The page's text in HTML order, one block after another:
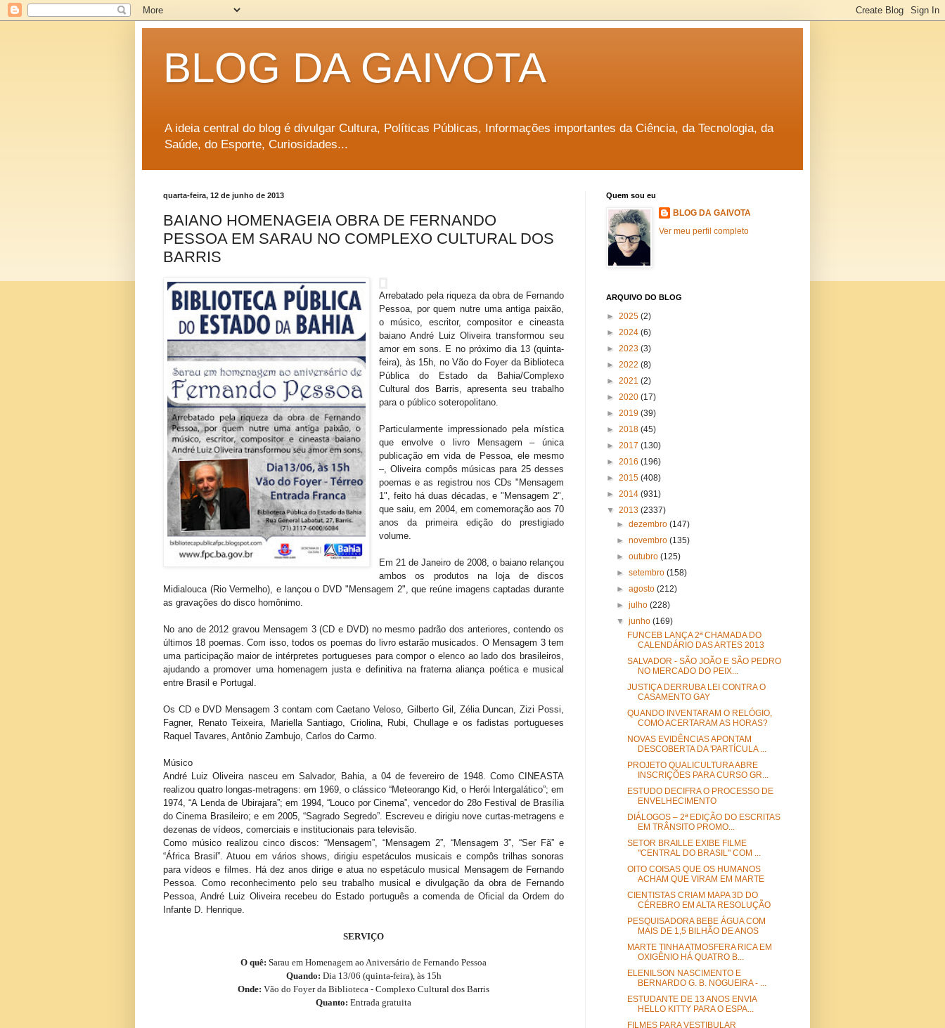
BLOG DA GAIVOTA
A ideia central do blog é divulgar Cultura, Políticas Públicas, Informações importantes da Ciência, da Tecnologia, da
Saúde, do Esporte, Curiosidades...
quarta-feira, 12 de junho de 2013
BAIANO HOMENAGEIA OBRA DE FERNANDO
PESSOA EM SARAU NO COMPLEXO CULTURAL DOS
BARRIS
Arrebatado pela riqueza da obra de Fernando
Pessoa, por quem nutre uma antiga paixão,
o músico, escritor, compositor e cineasta
baiano André Luiz Oliveira transformou seu
amor em sons. E no próximo dia 13 (quinta-
feira), às 15h, no Vão do Foyer da Biblioteca
Pública do Estado da Bahia/Complexo
Cultural dos Barris, apresenta seu trabalho
para o público soteropolitano.
Particularmente impressionado pela mística
que envolve o livro Mensagem – única
publicação em vida de Pessoa, ele mesmo
–, Oliveira compôs músicas para 25 desses
poemas e as registrou nos CDs "Mensagem
1", feito há duas décadas, e "Mensagem 2",
que saiu, em 2004, em comemoração aos 70
anos da primeira edição do prestigiado
volume.
Em 21 de Janeiro de 2008, o baiano relançou
ambos os produtos na loja de discos
Midialouca (Rio Vermelho), e lançou o DVD "Mensagem 2", que reúne imagens captadas durante
as gravações do disco homônimo.
No ano de 2012 gravou Mensagem 3 (CD e DVD) no mesmo padrão dos anteriores, contendo os
últimos 18 poemas. Com isso, todos os poemas do livro estarão musicados. O Mensagem 3 tem
uma participação maior de intérpretes portugueses para compor o elenco ao lado dos brasileiros,
ajudando a promover uma homenagem justa e definitiva na fraterna aliança poética e musical
entre Brasil e Portugal.
Os CD e DVD Mensagem 3 contam com Caetano Veloso, Gilberto Gil, Zélia Duncan, Zizi Possi,
Fagner, Renato Teixeira, Mariella Santiago, Criolina, Rubi, Chullage e os fadistas portugueses
Raquel Tavares, Antônio Zambujo, Carlos do Carmo.
Músico
André Luiz Oliveira nasceu em Salvador, Bahia, a 04 de fevereiro de 1948. Como CINEASTA
realizou quatro longas-metragens: em 1969, o clássico “Meteorango Kid, o Herói Intergalático”; em
1974, “A Lenda de Ubirajara”; em 1994, “Louco por Cinema”, vencedor do 28o Festival de Brasília
do Cinema Brasileiro; e em 2005, “Sagrado Segredo”. Escreveu e dirigiu nove curtas-metragens e
dezenas de vídeos, comerciais e institucionais para televisão.
Como músico realizou cinco discos: “Mensagem”, “Mensagem 2”, “Mensagem 3”, “Ser Fã” e
“África Brasil”. Atuou em vários shows, dirigiu espetáculos musicais e compôs trilhas sonoras
para vídeos e filmes. Há dez anos dirige e atua no espetáculo musical Mensagem de Fernando
Pessoa. Como reconhecimento pelo seu trabalho musical e divulgação da obra de Fernando
Pessoa, André Luiz Oliveira recebeu do Estado português a comenda de Oficial da Ordem do
Infante D. Henrique.
SERVIÇO
O quê: Sarau em Homenagem ao Aniversário de Fernando Pessoa
Quando: Dia 13/06 (quinta-feira), às 15h
Onde: Vão do Foyer da Biblioteca - Complexo Cultural dos Barris
Quanto: Entrada gratuita
Quem sou eu
BLOG DA GAIVOTA
Ver meu perfil completo
ARQUIVO DO BLOG
► 2025 (2)
► 2024 (6)
► 2023 (3)
► 2022 (8)
► 2021 (2)
► 2020 (17)
► 2019 (39)
► 2018 (45)
► 2017 (130)
► 2016 (196)
► 2015 (408)
► 2014 (931)
▼ 2013 (2337)
►dezembro(147)
►novembro(135)
►outubro(125)
►setembro(158)
►agosto(212)
►julho(228)
▼junho(169)
FUNCEB LANÇA 2ª CHAMADA DO
CALENDÁRIO DAS ARTES 2013
SALVADOR - SÃO JOÃO E SÃO PEDRO
NO MERCADO DO PEIX...
JUSTIÇA DERRUBA LEI CONTRA O
CASAMENTO GAY
QUANDO INVENTARAM O RELÓGIO,
COMO ACERTARAM AS HORAS?
NOVAS EVIDÊNCIAS APONTAM
DESCOBERTA DA 'PARTÍCULA ...
PROJETO QUALICULTURA ABRE
INSCRIÇÕES PARA CURSO GR...
ESTUDO DECIFRA O PROCESSO DE
ENVELHECIMENTO
DIÁLOGOS – 2ª EDIÇÃO DO ESCRITAS
EM TRÂNSITO PROMO...
SETOR BRAILLE EXIBE FILME
"CENTRAL DO BRASIL" COM ...
OITO COISAS QUE OS HUMANOS
ACHAM QUE VIRAM EM MARTE
CIENTISTAS CRIAM MAPA 3D DO
CÉREBRO EM ALTA RESOLUÇÃO
PESQUISADORA BEBE ÁGUA COM
MAIS DE 1,5 BILHÃO DE ANOS
MARTE TINHA ATMOSFERA RICA EM
OXIGÊNIO HÁ QUATRO B...
ELENILSON NASCIMENTO E
BERNARDO G. B. NOGUEIRA - ...
ESTUDANTE DE 13 ANOS ENVIA
HELLO KITTY PARA O ESPA...
FILMES PARA VESTIBULAR